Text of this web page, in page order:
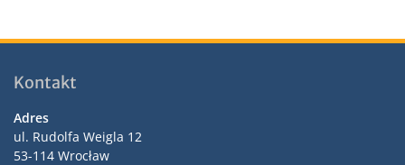
Kontakt
Adres
ul. Rudolfa Weigla 12
53-114 Wrocław